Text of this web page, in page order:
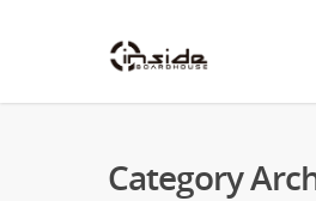
Category